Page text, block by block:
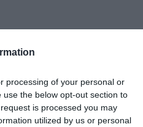
processing of your personal or
the below opt-out section to
is processed you may
utilized by us or personal